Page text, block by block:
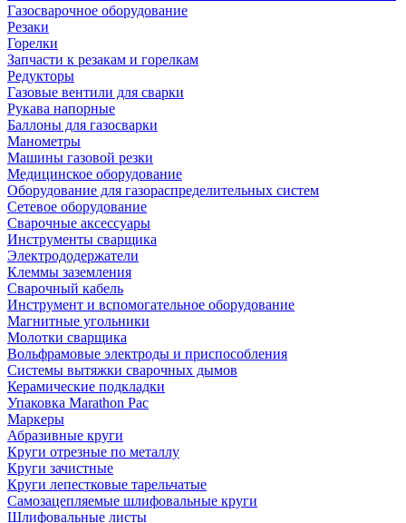
Газосварочное оборудование
Резаки
Горелки
Запчасти к резакам и горелкам
Редукторы
Газовые вентили для сварки
Рукава напорные
Баллоны для газосварки
Манометры
Машины газовой резки
Медицинское оборудование
Оборудование для газораспределительных систем
Сетевое оборудование
Сварочные аксессуары
Инструменты сварщика
Электрододержатели
Клеммы заземления
Сварочный кабель
Инструмент и вспомогательное оборудование
Магнитные угольники
Молотки сварщика
Вольфрамовые электроды и приспособления
Системы вытяжки сварочных дымов
Керамические подкладки
Упаковка Marathon Pac
Маркеры
Абразивные круги
Круги отрезные по металлу
Круги зачистные
Круги лепестковые тарельчатые
Самозацепляемые шлифовальные круги
Шлифовальные листы